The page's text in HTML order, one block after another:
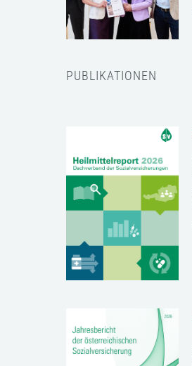
PUBLIKATIONEN